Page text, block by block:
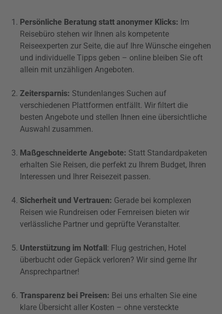
Persönliche Beratung statt anonymer Klicks: Im
Reisebüro stehen wir Ihnen als kompetente
Reiseexperten zur Seite, die auf Ihre Wünsche eingehen
und individuelle Tipps geben – online bleiben Sie oft
allein mit unzähligen Angeboten.
Zeitersparnis: Stundenlanges Suchen auf
verschiedenen Plattformen entfällt. Wir filtert die
besten Angebote und stellen Ihnen eine übersichtliche
Auswahl zusammen.
Maßgeschneiderte Angebote: Statt Standardpaketen
erhalten Sie Reisen, die perfekt zu Ihrem Budget, Ihren
Interessen und Ihrer Reisezeit passen.
Sicherheit und Vertrauen: Gerade bei komplexen
Reisen wie Rundreisen oder Fernreisen bieten wir
verlässliche Partner und geprüfte Veranstalter.
Unterstützung im Notfall: Flug gestrichen, Hotel
überbucht oder Gepäck verloren? Wir sind gerne Ihr
Ansprechpartner!
Transparenz bei Preisen: Bei uns erhalten Sie eine
klare Übersicht aller Kosten – ohne versteckte